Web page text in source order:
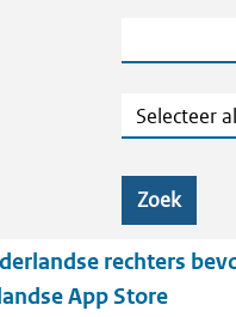
Begindatum
Categorie
Zoek
rechters
App Store